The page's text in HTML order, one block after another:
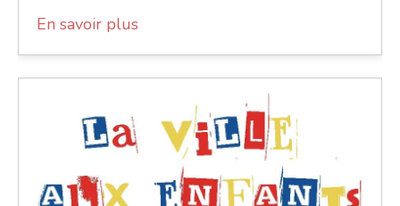
En savoir plus